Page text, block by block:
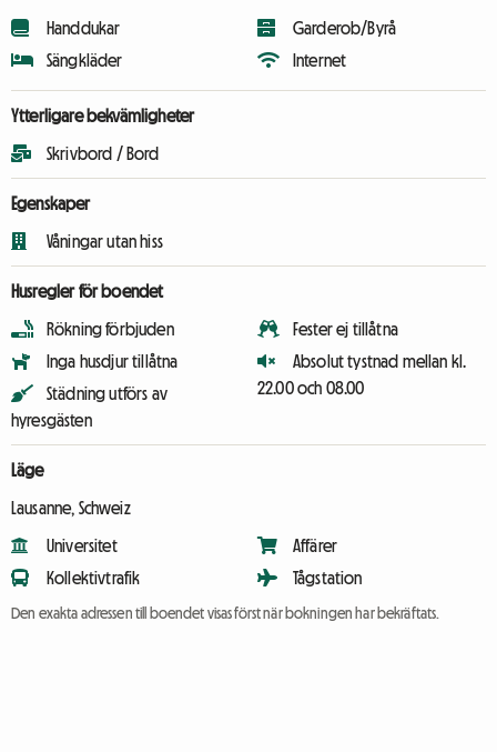
Handdukar
Sängkläder
Garderob/Byrå
Internet
Ytterligare bekvämligheter
Skrivbord / Bord
Egenskaper
Våningar utan hiss
Husregler för boendet
Rökning förbjuden
Inga husdjur tillåtna
Städning utförs av
hyresgästen
Fester ej tillåtna
Absolut tystnad mellan kl.
22.00 och 08.00
Läge
Lausanne, Schweiz
Universitet
Kollektivtrafik
Affärer
Tågstation
Den exakta adressen till boendet visas först när bokningen har bekräftats.